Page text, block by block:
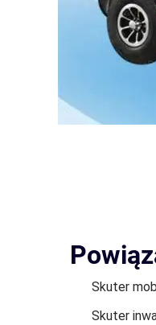
Skuter
Skuter